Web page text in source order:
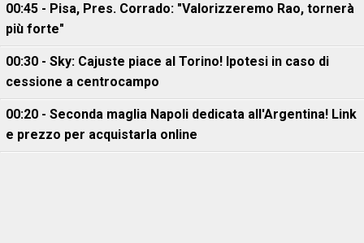
00:45 - Pisa, Pres. Corrado: "Valorizzeremo Rao, tornerà
più forte"
00:30 - Sky: Cajuste piace al Torino! Ipotesi in caso di
cessione a centrocampo
00:20 - Seconda maglia Napoli dedicata all'Argentina! Link
e prezzo per acquistarla online